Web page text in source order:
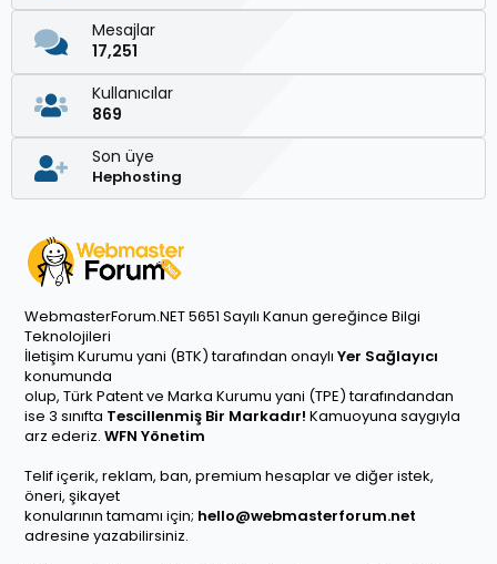
Mesajlar
17,251
Kullanıcılar
869
Son üye
Hephosting
WebmasterForum.NET 5651 Sayılı Kanun gereğince Bilgi
Teknolojileri
İletişim Kurumu yani (BTK) tarafından onaylı Yer Sağlayıcı
konumunda
olup, Türk Patent ve Marka Kurumu yani (TPE) tarafındandan
ise 3 sınıfta Tescillenmiş Bir Markadır! Kamuoyuna saygıyla
arz ederiz. WFN Yönetim
Telif içerik, reklam, ban, premium hesaplar ve diğer istek,
öneri, şikayet
konularının tamamı için; hello@webmasterforum.net
adresine yazabilirsiniz.